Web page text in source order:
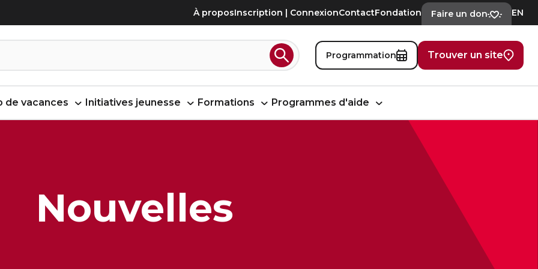
À proposInscription | ConnexionContactFondation Faire un don EN
RechercherProgrammation Trouver un site
de vacances Initiatives jeunesse Formations Programmes d'aide
Nouvelles